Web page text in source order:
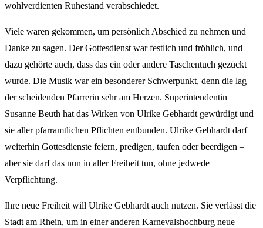
wohlverdienten Ruhestand verabschiedet.
Viele waren gekommen, um persönlich Abschied zu nehmen und
Danke zu sagen. Der Gottesdienst war festlich und fröhlich, und
dazu gehörte auch, dass das ein oder andere Taschentuch gezückt
wurde. Die Musik war ein besonderer Schwerpunkt, denn die lag
der scheidenden Pfarrerin sehr am Herzen. Superintendentin
Susanne Beuth hat das Wirken von Ulrike Gebhardt gewürdigt und
sie aller pfarramtlichen Pflichten entbunden. Ulrike Gebhardt darf
weiterhin Gottesdienste feiern, predigen, taufen oder beerdigen –
aber sie darf das nun in aller Freiheit tun, ohne jedwede
Verpflichtung.
Ihre neue Freiheit will Ulrike Gebhardt auch nutzen. Sie verlässt die
Stadt am Rhein, um in einer anderen Karnevalshochburg neue